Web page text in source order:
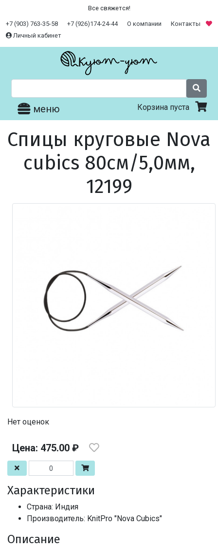
Все свяжется!
+7 (903) 763-35-58 +7 (926)174-24-44 О компании
Контакты
Личный кабинет
меню Корзина пуста
Спицы круговые Nova
cubics 80см/5,0мм,
12199
Нет оценок
Цена: 475.00 ₽
Характеристики
Страна: Индия
Производитель: KnitPro "Nova Cubics"
Описание